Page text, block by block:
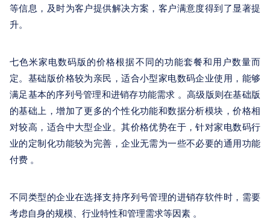
等信息，及时为客户提供解决方案，客户满意度得到了显著提
升。
七色米家电数码版的价格根据不同的功能套餐和用户数量而
定。基础版价格较为亲民，适合小型家电数码企业使用，能够
满足基本的序列号管理和进销存功能需求 。高级版则在基础版
的基础上，增加了更多的个性化功能和数据分析模块，价格相
对较高，适合中大型企业。其价格优势在于，针对家电数码行
业的定制化功能较为完善，企业无需为一些不必要的通用功能
付费 。
不同类型的企业在选择支持序列号管理的进销存软件时，需要
考虑自身的规模、行业特性和管理需求等因素 。